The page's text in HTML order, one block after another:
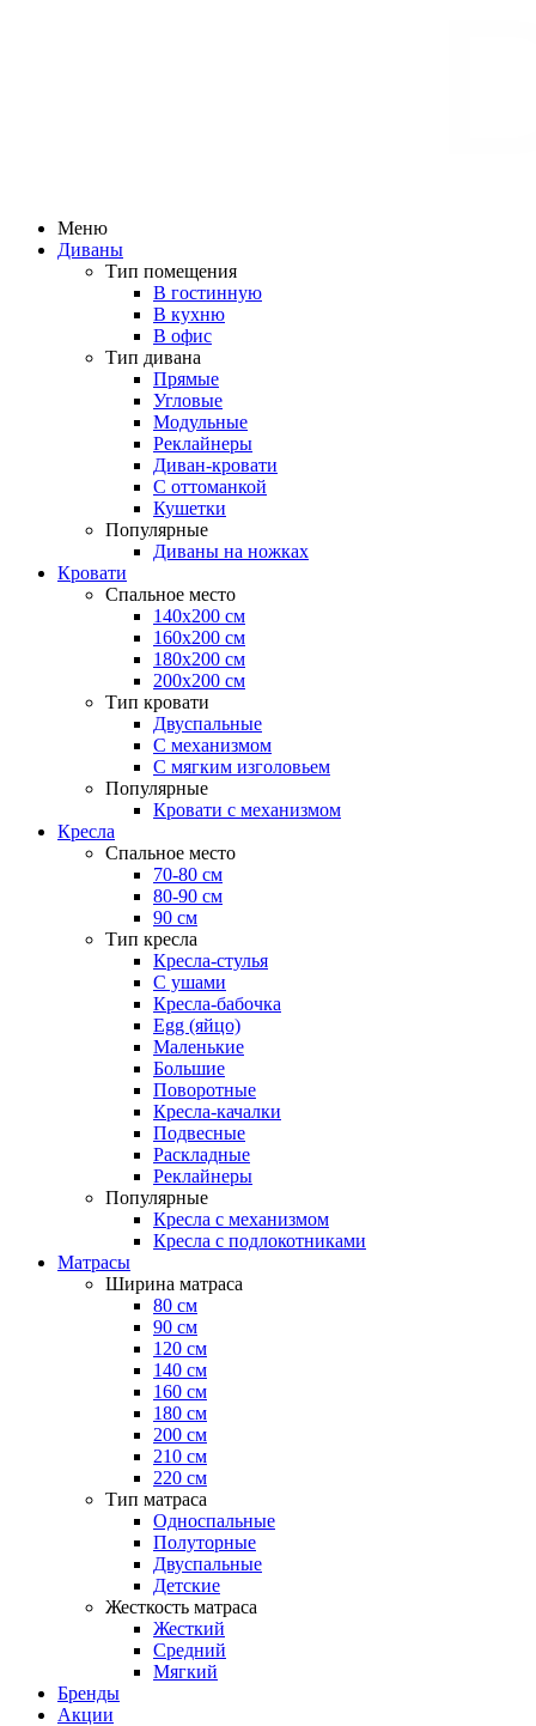
Меню
Диваны
Тип помещения
В гостинную
В кухню
В офис
Тип дивана
Прямые
Угловые
Модульные
Реклайнеры
Диван-кровати
С оттоманкой
Кушетки
Популярные
Диваны на ножках
Кровати
Спальное место
140х200 см
160х200 см
180х200 см
200х200 см
Тип кровати
Двуспальные
С механизмом
С мягким изголовьем
Популярные
Кровати с механизмом
Кресла
Спальное место
70-80 см
80-90 см
90 см
Тип кресла
Кресла-стулья
С ушами
Кресла-бабочка
Egg (яйцо)
Маленькие
Большие
Поворотные
Кресла-качалки
Подвесные
Раскладные
Реклайнеры
Популярные
Кресла с механизмом
Кресла с подлокотниками
Матрасы
Ширина матраса
80 см
90 см
120 см
140 см
160 см
180 см
200 см
210 см
220 см
Тип матраса
Односпальные
Полуторные
Двуспальные
Детские
Жесткость матраса
Жесткий
Средний
Мягкий
Бренды
Акции